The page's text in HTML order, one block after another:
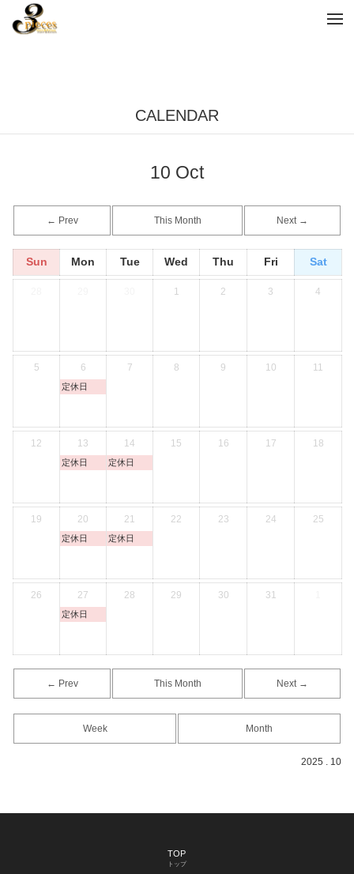
CALENDAR
10 Oct
← Prev This Month Next →
Sun Mon Tue Wed Thu Fri Sat
1 2 3 4
5 6
定休日
7 8 9 10 11
12 13
定休日
14
定休日
15 16 17 18
19 20
定休日
21
定休日
22 23 24 25
26 27
定休日
28 29 30 31
← Prev This Month Next →
Week Month
2025 . 10
TOP
トップ